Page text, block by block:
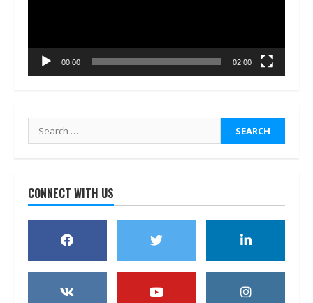
00:00 02:00
Search
for:
CONNECT WITH US